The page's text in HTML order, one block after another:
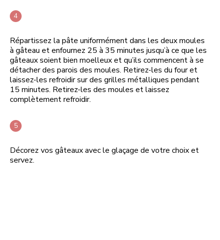
Répartissez la pâte uniformément dans les deux moules
à gâteau et enfournez 25 à 35 minutes jusqu’à ce que les
gâteaux soient bien moelleux et qu’ils commencent à se
détacher des parois des moules. Retirez-les du four et
laissez-les refroidir sur des grilles métalliques pendant
15 minutes. Retirez-les des moules et laissez
complètement refroidir.
Décorez vos gâteaux avec le glaçage de votre choix et
servez.